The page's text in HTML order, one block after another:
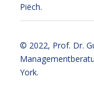
Piëch.
© 2022, Prof. Dr.
York.